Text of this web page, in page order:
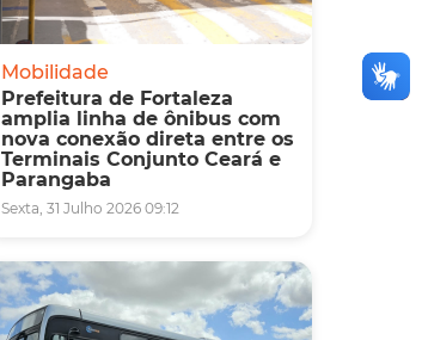
Mobilidade
Prefeitura de Fortaleza
amplia linha de ônibus com
nova conexão direta entre os
Terminais Conjunto Ceará e
Parangaba
Sexta, 31 Julho 2026 09:12